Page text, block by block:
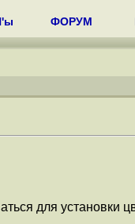
ФОРУМ
для установки